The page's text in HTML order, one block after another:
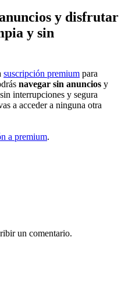
y disfrutar
y sin
suscripción premium para
navegar sin anuncios y
interrupciones y segura
a acceder a ninguna otra
a premium.
un comentario.